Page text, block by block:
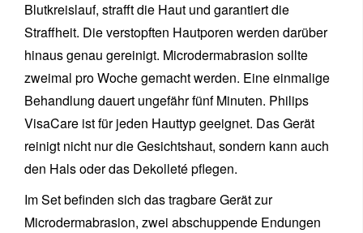
Blutkreislauf, strafft die Haut und garantiert die
Straffheit. Die verstopften Hautporen werden darüber
hinaus genau gereinigt. Microdermabrasion sollte
zweimal pro Woche gemacht werden. Eine einmalige
Behandlung dauert ungefähr fünf Minuten. Philips
VisaCare ist für jeden Hauttyp geeignet. Das Gerät
reinigt nicht nur die Gesichtshaut, sondern kann auch
den Hals oder das Dekolleté pflegen.
Im Set befinden sich das tragbare Gerät zur
Microdermabrasion, zwei abschuppende Endungen